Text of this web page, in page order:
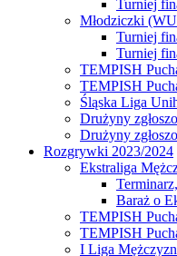
Turniej
Młodziczki
Turniej
Turniej
TEMPISH
TEMPISH
Śląska Liga
Drużyny
Drużyny
Rozgrywki 2023/2024
Ekstraliga
Baraż o
TEMPISH
TEMPISH
I Liga Mężczyzn